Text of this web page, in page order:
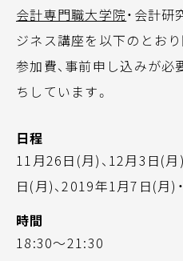
会計専門職大学院・会計
ジネス講座を以下のとおり
参加費、事前申し込みが
ちしています。
日程
11月26日(月)、12月3日(月
日(月)、2019年1月7日(月)
時間
18:30～21:30